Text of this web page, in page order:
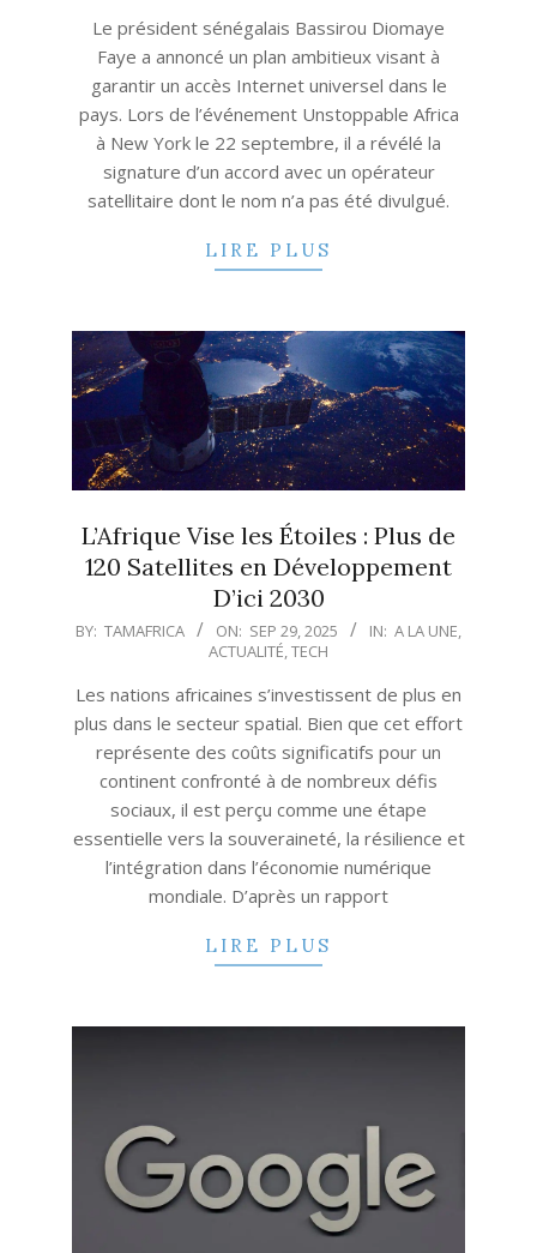
Le président sénégalais Bassirou Diomaye
Faye a annoncé un plan ambitieux visant à
garantir un accès Internet universel dans le
pays. Lors de l’événement Unstoppable Africa
à New York le 22 septembre, il a révélé la
signature d’un accord avec un opérateur
satellitaire dont le nom n’a pas été divulgué.
LIRE PLUS
L’Afrique Vise les Étoiles : Plus de
120 Satellites en Développement
D’ici 2030
2025-
29
BY: TAMAFRICA ON: SEP 29, 2025 IN: A LA UNE,
ACTUALITÉ,TECH
Les nations africaines s’investissent de plus en
plus dans le secteur spatial. Bien que cet effort
représente des coûts significatifs pour un
continent confronté à de nombreux défis
sociaux, il est perçu comme une étape
essentielle vers la souveraineté, la résilience et
l’intégration dans l’économie numérique
mondiale. D’après un rapport
LIRE PLUS